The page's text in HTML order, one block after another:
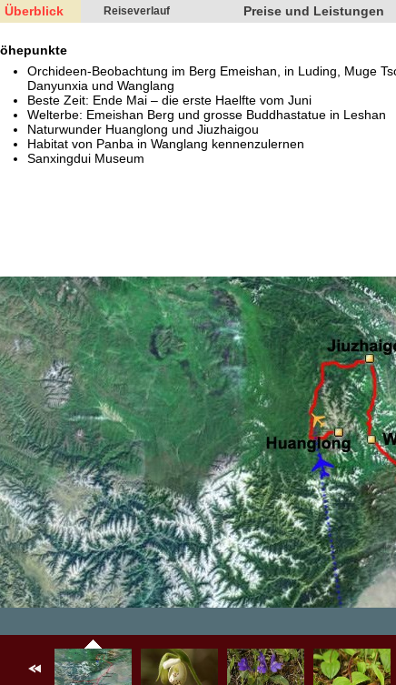
Überblick Reiseverlauf Preise und Leistungen
Orchideen-Beobachtung im Berg Emeishan, in Luding, Muge
Danyunxia und Wanglang
Beste Zeit: Ende Mai – die erste Haelfte vom Juni
Welterbe: Emeishan Berg und grosse Buddhastatue in Leshan
Naturwunder Huanglong und Jiuzhaigou
Habitat von Panba in Wanglang kennenzulernen
Sanxingdui Museum